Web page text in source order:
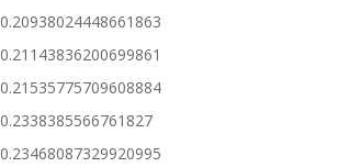
0.20938024448661863
0.21143836200699861
0.21535775709608884
0.2338385566761827
0.23468087329920995